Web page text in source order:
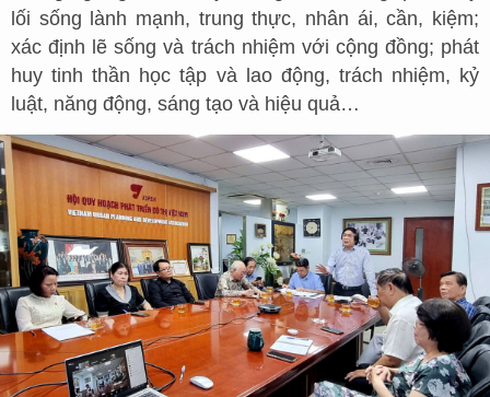
lối sống lành mạnh, trung thực, nhân ái, cần, kiệm;
xác định lẽ sống và trách nhiệm với cộng đồng; phát
huy tinh thần học tập và lao động, trách nhiệm, kỷ
luật, năng động, sáng tạo và hiệu quả…